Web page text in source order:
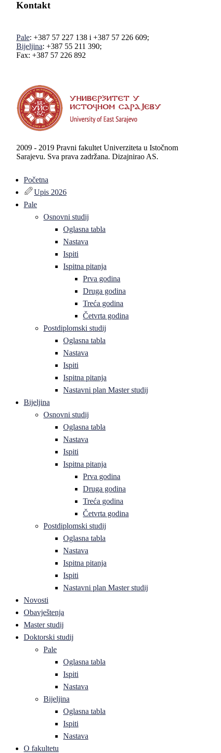
Kontakt
Pale: +387 57 227 138 i +387 57 226 609;
Bijeljina: +387 55 211 390;
Fax: +387 57 226 892
2009 - 2019 Pravni fakultet Univerziteta u Istočnom
Sarajevu. Sva prava zadržana. Dizajnirao AS.
Početna
Upis 2026
Pale
Osnovni studij
Oglasna tabla
Nastava
Ispiti
Ispitna pitanja
Prva godina
Druga godina
Treća godina
Četvrta godina
Postdiplomski studij
Oglasna tabla
Nastava
Ispiti
Ispitna pitanja
Nastavni plan Master studij
Bijeljina
Osnovni studij
Oglasna tabla
Nastava
Ispiti
Ispitna pitanja
Prva godina
Druga godina
Treća godina
Četvrta godina
Postdiplomski studij
Oglasna tabla
Nastava
Ispitna pitanja
Ispiti
Nastavni plan Master studij
Novosti
Obavještenja
Master studij
Doktorski studij
Pale
Oglasna tabla
Ispiti
Nastava
Bijeljina
Oglasna tabla
Ispiti
Nastava
O fakultetu